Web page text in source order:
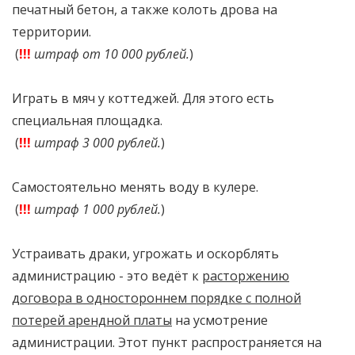
печатный бетон, а также колоть дрова на
территории.
(!!! штраф от 10 000 рублей.)
Играть в мяч у коттеджей. Для этого есть
специальная площадка.
(!!! штраф 3 000 рублей.)
Самостоятельно менять воду в кулере.
(!!! штраф 1 000 рублей.)
Устраивать драки, угрожать и оскорблять
администрацию - это ведёт к расторжению
договора в одностороннем порядке с полной
потерей арендной платы на усмотрение
администрации. Этот пункт распространяется на